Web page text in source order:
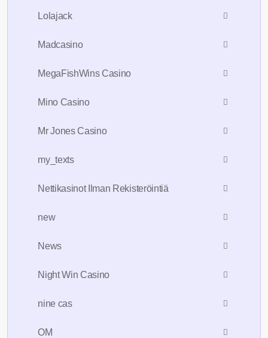
Lolajack
Madcasino
MegaFishWins Casino
Mino Casino
Mr Jones Casino
my_texts
Nettikasinot Ilman Rekisteröintiä
new
News
Night Win Casino
nine cas
OM